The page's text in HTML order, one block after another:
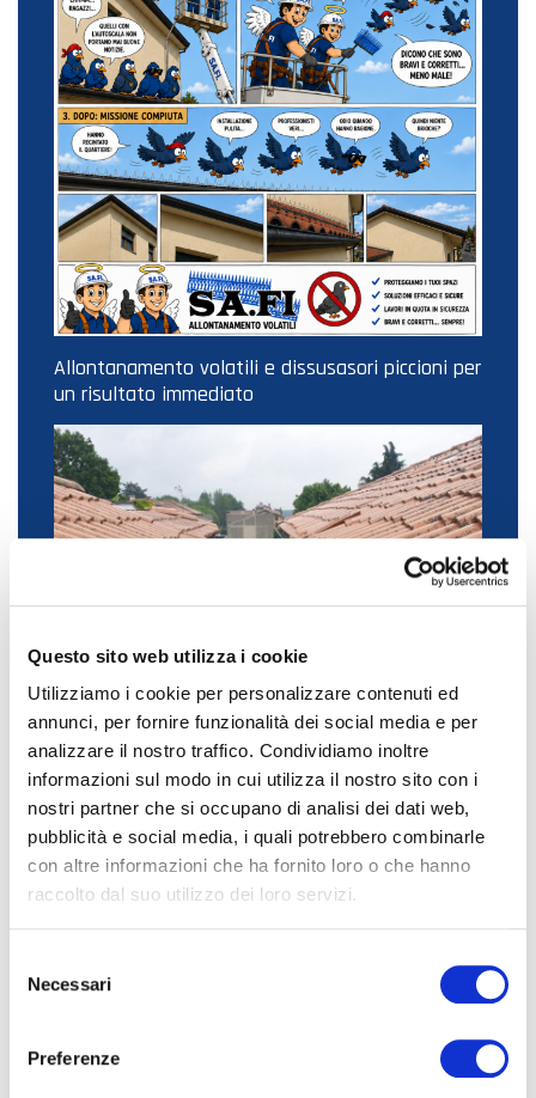
Questo sito web utilizza i cookie
Utilizziamo i cookie per personalizzare contenuti ed
annunci, per fornire funzionalità dei social media e per
analizzare il nostro traffico. Condividiamo inoltre
informazioni sul modo in cui utilizza il nostro sito con i
nostri partner che si occupano di analisi dei dati web,
pubblicità e social media, i quali potrebbero combinarle
con altre informazioni che ha fornito loro o che hanno
raccolto dal suo utilizzo dei loro servizi.
Necessari
Preferenze
Allontanamento volatili e dissusasori piccioni per
un risultato immediato
e allontanamento volatili efficace a norma di